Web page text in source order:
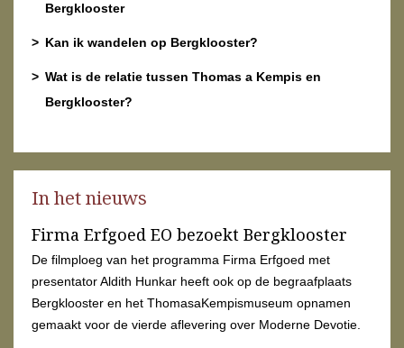
Bergklooster
Kan ik wandelen op Bergklooster?
Wat is de relatie tussen Thomas a Kempis en
Bergklooster?
In het nieuws
Firma Erfgoed EO bezoekt Bergklooster
De filmploeg van het programma Firma Erfgoed met
presentator Aldith Hunkar heeft ook op de begraafplaats
Bergklooster en het ThomasaKempismuseum opnamen
gemaakt voor de vierde aflevering over Moderne Devotie.